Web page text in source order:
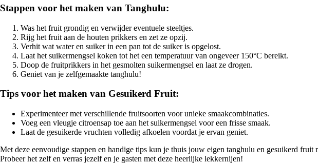
Stappen voor het maken van Tanghulu:
Was het fruit grondig en verwijder eventuele steeltjes.
Rijg het fruit aan de houten prikkers en zet ze opzij.
Verhit wat water en suiker in een pan tot de suiker is opgelost.
Laat het suikermengsel koken tot het een temperatuur van ongeveer 150°C bereikt.
Doop de fruitprikkers in het gesmolten suikermengsel en laat ze drogen.
Geniet van je zelfgemaakte tanghulu!
Tips voor het maken van Gesuikerd Fruit:
Experimenteer met verschillende fruitsoorten voor unieke smaakcombinaties.
Voeg een vleugje citroensap toe aan het suikermengsel voor een frisse smaak.
Laat de gesuikerde vruchten volledig afkoelen voordat je ervan geniet.
Met deze eenvoudige stappen en handige tips kun je thuis jouw eigen tanghulu en gesuikerd
Probeer het zelf en verras jezelf en je gasten met deze heerlijke lekkernijen!